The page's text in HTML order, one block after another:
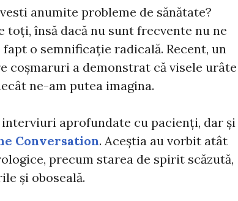
anumite probleme de sănătate?
toți, însă dacă nu sunt frecvente nu ne
fapt o semnificație radicală. Recent, un
coșmaruri a demonstrat că visele urâte
ne-am putea imagina.
interviuri aprofundate cu pacienți, dar și
Conversation. Aceștia au vorbit atât
precum starea de spirit scăzută,
și oboseală.